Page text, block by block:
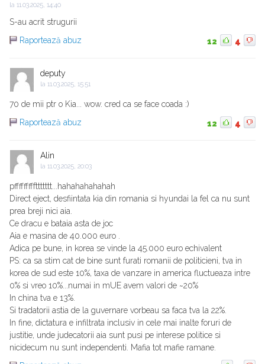
la 11.03.2025, 14:40
S-au acrit strugurii
Raportează abuz
12 4
deputy
la 11.03.2025, 15:51
70 de mii ptr o Kia... wow. cred ca se face coada :)
Raportează abuz
12 4
Alin
la 11.03.2025, 20:03
pfffffffffttttttt...hahahahahahah
Direct eject, desfiintata kia din romania si hyundai la fel ca nu sunt
prea breji nici aia.
Ce dracu e bataia asta de joc
Aia e masina de 40.000 euro .
Adica pe bune, in korea se vinde la 45.000 euro echivalent
PS: ca sa stim cat de bine sunt furati romanii de politicieni, tva in
korea de sud este 10%, taxa de vanzare in america fluctueaza intre
0% si vreo 10%...numai in mUE avem valori de ~20%
In china tva e 13%.
Si tradatorii astia de la guvernare vorbeau sa faca tva la 22%.
In fine, dictatura e infiltrata inclusiv in cele mai inalte foruri de
justitie, unde judecatorii aia sunt pusi pe interese politice si
nicidecum nu sunt independenti. Mafia tot mafie ramane.